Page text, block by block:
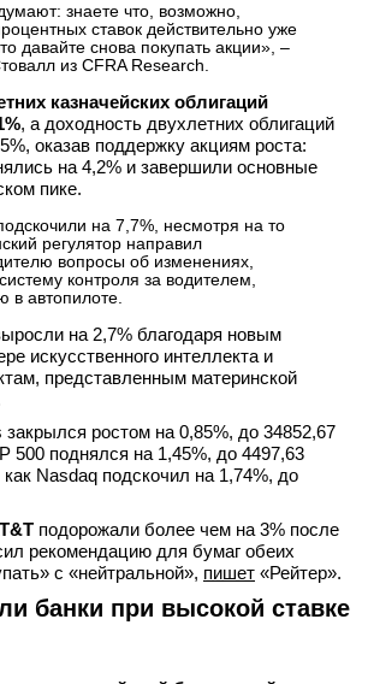
знаете что, возможно,
ставок действительно уже
давайте снова покупать акции», –
из CFRA Research.
казначейских облигаций
, а доходность двухлетних облигаций
оказав поддержку акциям роста:
на 4,2% и завершили основные
пике.
на 7,7%, несмотря на то
регулятор направил
вопросы об изменениях,
контроля за водителем,
в автопилоте.
на 2,7% благодаря новым
искусственного интеллекта и
представленным материнской
ростом на 0,85%, до 34852,67
500 поднялся на 1,45%, до 4497,63
как ​Nasdaq подскочил на 1,74%, до
подорожали более чем на 3% после
рекомендацию для бумаг обеих
с «нейтральной», пишет «Рейтер».
банки при высокой ставке